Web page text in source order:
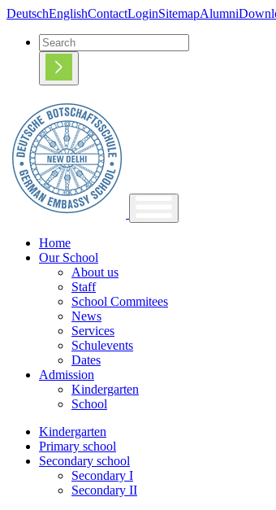
DeutschEnglishContactLoginSitemapAlumni
Home
Our School
About us
Staff
School Commitees
News
Services
Schulevents
Dates
Admission
Kindergarten
School
Kindergarten
Primary school
Secondary school
Secondary I
Secondary II